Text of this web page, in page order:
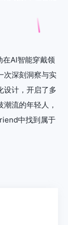
AI智能穿戴领
次深刻洞察与实
设计，开启了多
流的年轻人，
中找到属于